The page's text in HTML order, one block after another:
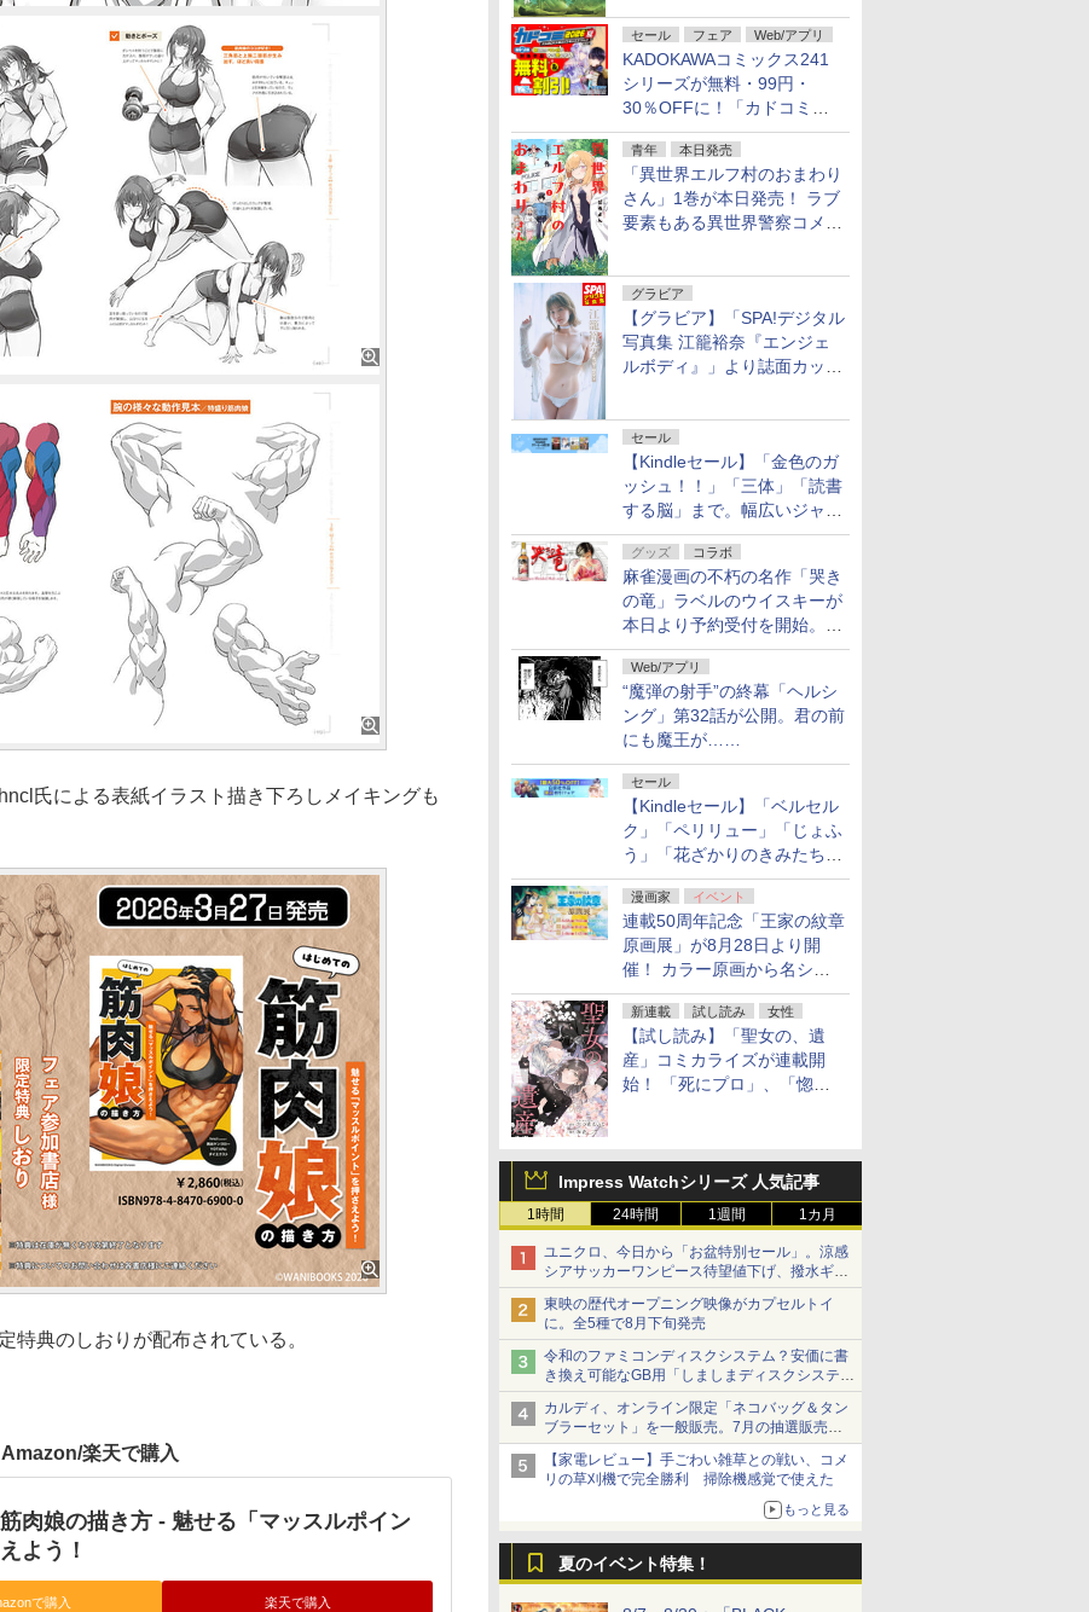
セール フェア Web/アプリ
KADOKAWAコミックス241
シリーズが無料・99円・
30％OFFに！「カドコミフ
ェア 2026」第2弾が開催中！
青年 本日発売
「異世界エルフ村のおまわり
さん」1巻が本日発売！ ラブ
要素もある異世界警察コメデ
グラビア
【グラビア】「SPA!デジタル
写真集 江籠裕奈『エンジェ
ルボディ』」より誌面カット
セール
【Kindleセール】「金色のガ
ッシュ！！」「三体」「読書
する脳」まで。幅広いジャン
ルの電子書籍が最大65％オ
フ！「Kindle本サマーセー
ル」第2弾が開催中！
グッズ コラボ
麻雀漫画の不朽の名作「哭き
の竜」ラベルのウイスキーが
本日より予約受付を開始。8
月16日まで
Web/アプリ
“魔弾の射手”の終幕「ヘルシ
ング」第32話が公開。君の前
にも魔王が……
セール
【Kindleセール】「ベルセル
ク」「ペリリュー」「じょふ
う」「花ざかりのきみたち
へ」などが最大50％オフ！
「白泉社 夏の大割引セー
ル」が開催中！
漫画家 イベント
連載50周年記念「王家の紋章
原画展」が8月28日より開
催！ カラー原画から名シー
ンの原稿まで
新連載 試し読み 女性
【試し読み】「聖女の、遺
産」コミカライズが連載開
始！ 「死にプロ」、「惚れ
Impress Watchシリーズ 人気記事
1時間 24時間 1週間 1カ月
ユニクロ、今日から「お盆特別セール」。涼感
シアサッカーワンピース待望値下げ、撥水ギア
ショーツは1990円に
東映の歴代オープニング映像がカプセルトイ
に。全5種で8月下旬発売
令和のファミコンディスクシステム？安価に書
き換え可能なGB用「しましまディスクシステ
ム」
カルディ、オンライン限定「ネコバッグ＆タン
ブラーセット」を一般販売。7月の抽選販売の
当選無効分
【家電レビュー】手ごわい雑草との戦い、コメ
リの草刈機で完全勝利 掃除機感覚で使えた
もっと見る
夏のイベント特集！
氏による表紙イラスト描き下ろしメイキングも
典のしおりが配布されている。
Amazon/楽天で購入
肉娘の描き方 - 魅せる「マッスルポイン
よう！
で購入 楽天で購入